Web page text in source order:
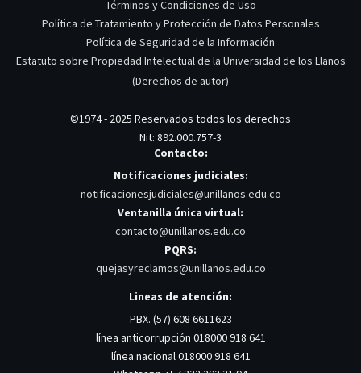
Términos y Condiciones de Uso
Política de Tratamiento y Protección de Datos Personales
Política de Seguridad de la Información
Estatuto sobre Propiedad Intelectual de la Universidad de los Llanos
(Derechos de autor)
©1974 - 2025 Reservados todos los derechos
Nit: 892.000.757-3
Contacto:
Notificaciones judiciales:
notificacionesjudiciales@unillanos.edu.co
Ventanilla única virtual:
contacto@unillanos.edu.co
PQRS:
quejasyreclamos@unillanos.edu.co
Lineas de atención:
PBX. (57) 608 6611623
línea anticorrupción 018000 918 641
línea nacional 018000 918 641